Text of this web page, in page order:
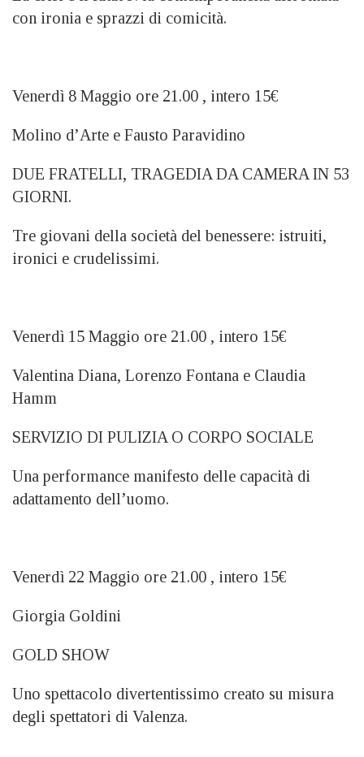
con ironia e sprazzi di comicità.
Venerdì 8 Maggio ore 21.00 , intero 15€
Molino d’Arte e Fausto Paravidino
DUE FRATELLI, TRAGEDIA DA CAMERA IN 53
GIORNI.
Tre giovani della società del benessere: istruiti,
ironici e crudelissimi.
Venerdì 15 Maggio ore 21.00 , intero 15€
Valentina Diana, Lorenzo Fontana e Claudia
Hamm
SERVIZIO DI PULIZIA O CORPO SOCIALE
Una performance manifesto delle capacità di
adattamento dell’uomo.
Venerdì 22 Maggio ore 21.00 , intero 15€
Giorgia Goldini
GOLD SHOW
Uno spettacolo divertentissimo creato su misura
degli spettatori di Valenza.